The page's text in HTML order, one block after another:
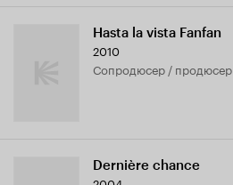
Hasta la vista Fanfan
2010
сопродюсер / продюсер
Dernière chance